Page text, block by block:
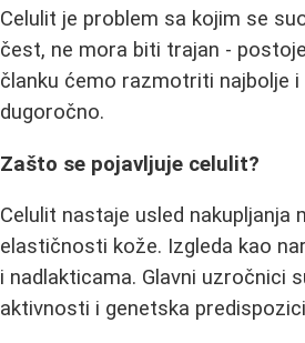
Celulit je problem sa kojim se
čest, ne mora biti trajan -
članku ćemo razmotriti najbolje
dugoročno.
Zašto se pojavljuje celulit?
Celulit nastaje usled nakupljanja
elastičnosti kože. Izgleda kao
i nadlakticama. Glavni uzročnici
aktivnosti i genetska